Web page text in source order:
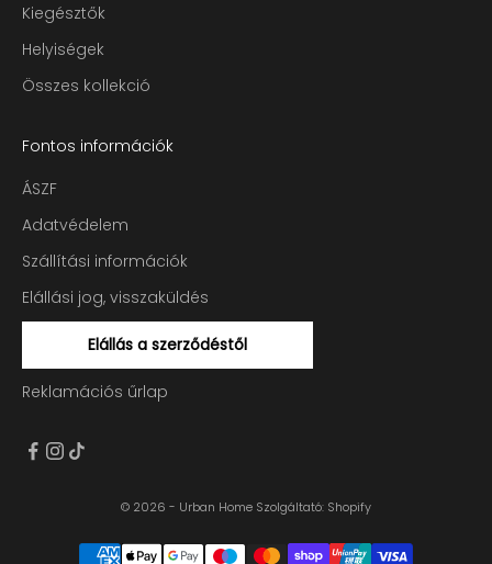
Kiegésztők
Helyiségek
Összes kollekció
Fontos információk
ÁSZF
Adatvédelem
Szállítási információk
Elállási jog, visszaküldés
Elállás a szerződéstől
Reklamációs űrlap
© 2026 - Urban Home Szolgáltató: Shopify